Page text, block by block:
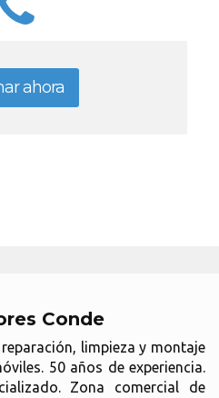
ahora
Conde
limpieza y montaje
50 años de experiencia.
Zona comercial de